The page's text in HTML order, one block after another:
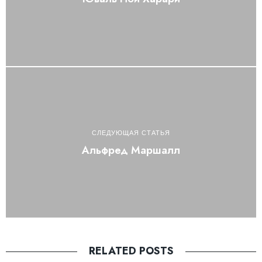
СЛЕДУЮЩАЯ СТАТЬЯ
Альфред Маршалл
RELATED POSTS